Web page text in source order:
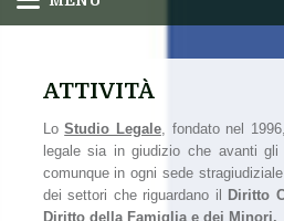
ATTIVITÀ
LoStudio Legale, fondato nel
legale sia in giudizio che avanti
comunque in ogni sede
dei settori che riguardano il
Diritto
Diritto della Famiglia e dei Minori.